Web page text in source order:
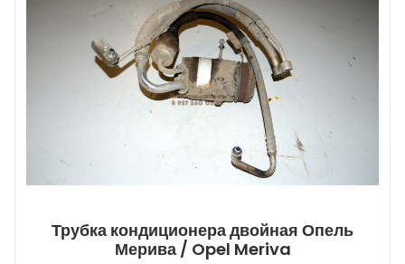
Трубка кондиционера двойная Опель
Мерива / Opel Meriva